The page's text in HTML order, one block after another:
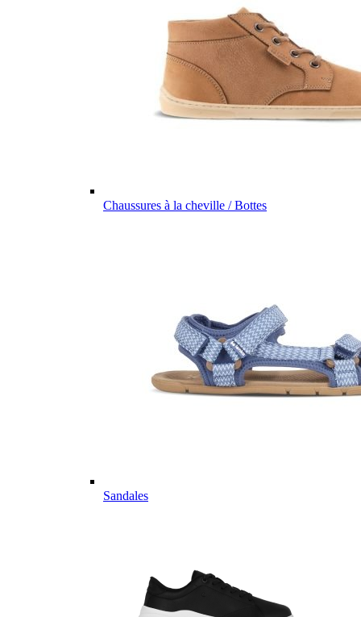
Chaussures à la cheville / Bottes
Sandales